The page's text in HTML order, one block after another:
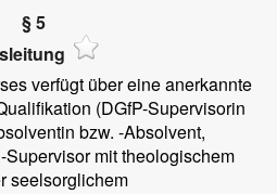
§ 5
verfügt über eine anerkannte
(DGfP-Supervisorin
bzw. -Absolvent,
mit theologischem
seelsorglichem